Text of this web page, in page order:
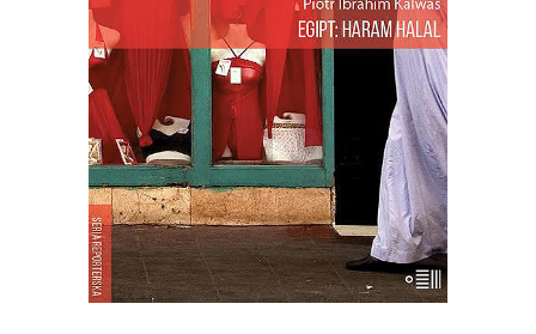
Formatem” – dodatkiem do “Gazety
Wyborczej”, reporter odkrywa przed
nami to wszystko, co frapuje w Egipcie
przyjezdnych, ale nie mają do tego
dostępu. Otwiera przed nami świat
“haram” […]